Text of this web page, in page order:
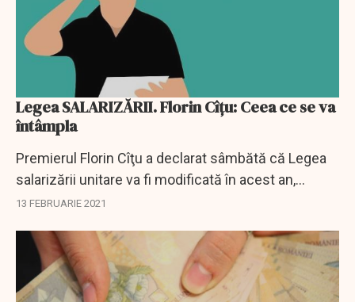
Legea SALARIZĂRII. Florin Cîțu: Ceea ce se va
întâmpla
Premierul Florin Cîţu a declarat sâmbătă că Legea
salarizării unitare va fi modificată în acest an,
salarizarea bugetarilor urmând să fie stabilită după
13 FEBRUARIE 2021